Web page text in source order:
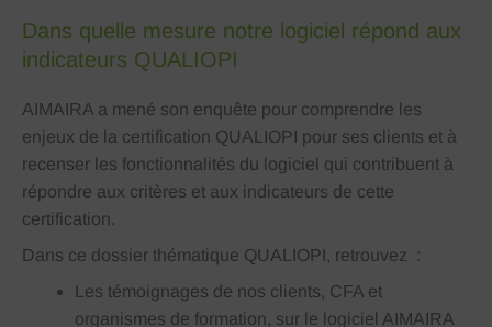
Dans quelle mesure notre logiciel répond aux
indicateurs QUALIOPI
AIMAIRA a mené son enquête pour comprendre les
enjeux de la certification QUALIOPI pour ses clients et à
recenser les fonctionnalités du logiciel qui contribuent à
répondre aux critères et aux indicateurs de cette
certification.
Dans ce dossier thématique QUALIOPI, retrouvez :
Les témoignages de nos clients, CFA et
organismes de formation, sur le logiciel AIMAIRA